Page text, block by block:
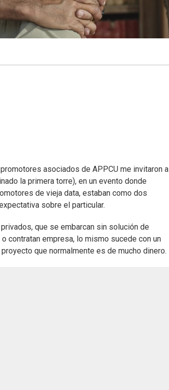
asociados de APPCU me invitaron al
la primera torre), en un evento donde
de vieja data, estaban como dos
sobre el particular.
que se embarcan sin solución de
contratan empresa, lo mismo sucede con un
que normalmente es de mucho dinero.